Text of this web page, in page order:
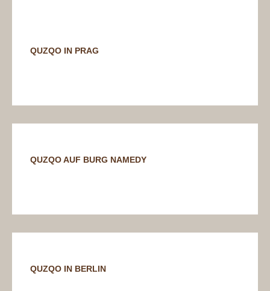
QUZQO IN PRAG
QUZQO AUF BURG NAMEDY
QUZQO IN BERLIN